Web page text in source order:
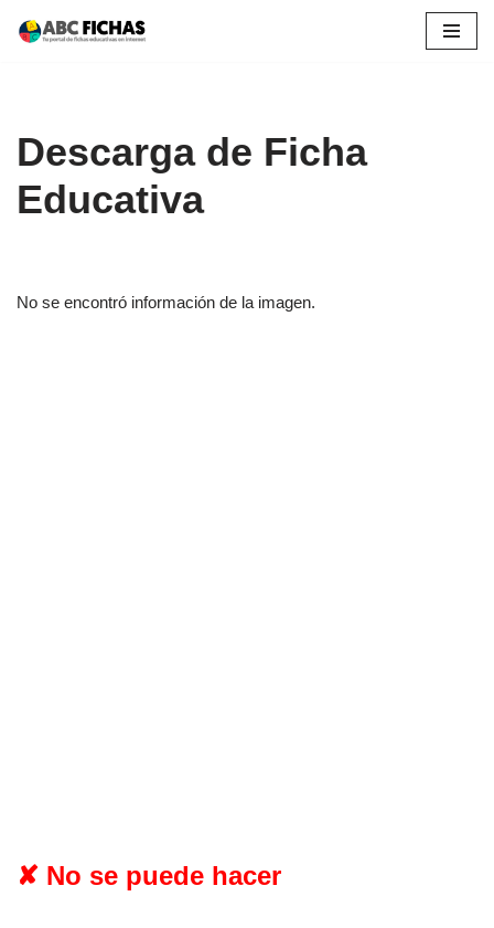
Descarga de Ficha
Educativa
No se encontró información de la imagen.
✘ No se puede hacer